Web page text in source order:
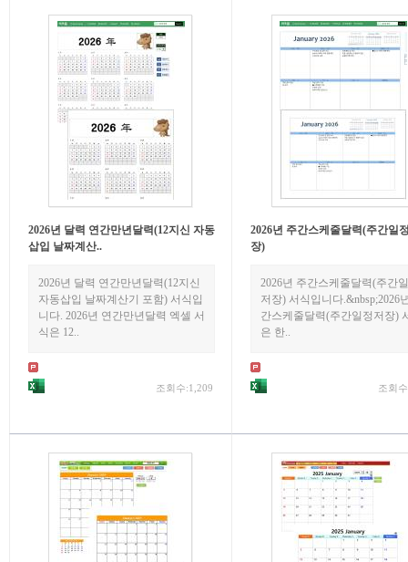
2026년 달력 연간만년달력(12지신 자동
삽입 날짜계산..
2026년 달력 연간만년달력(12지신
자동삽입 날짜계산기 포함) 서식입
니다. 2026년 연간만년달력 엑셀 서
식은 12..
조회수:1,209
2026년 주간스케줄달력(주간일
장)
2026년 주간스케줄달력(주간
저장) 서식입니다.&nbsp;2026
간스케줄달력(주간일정저장)
은 한..
조회